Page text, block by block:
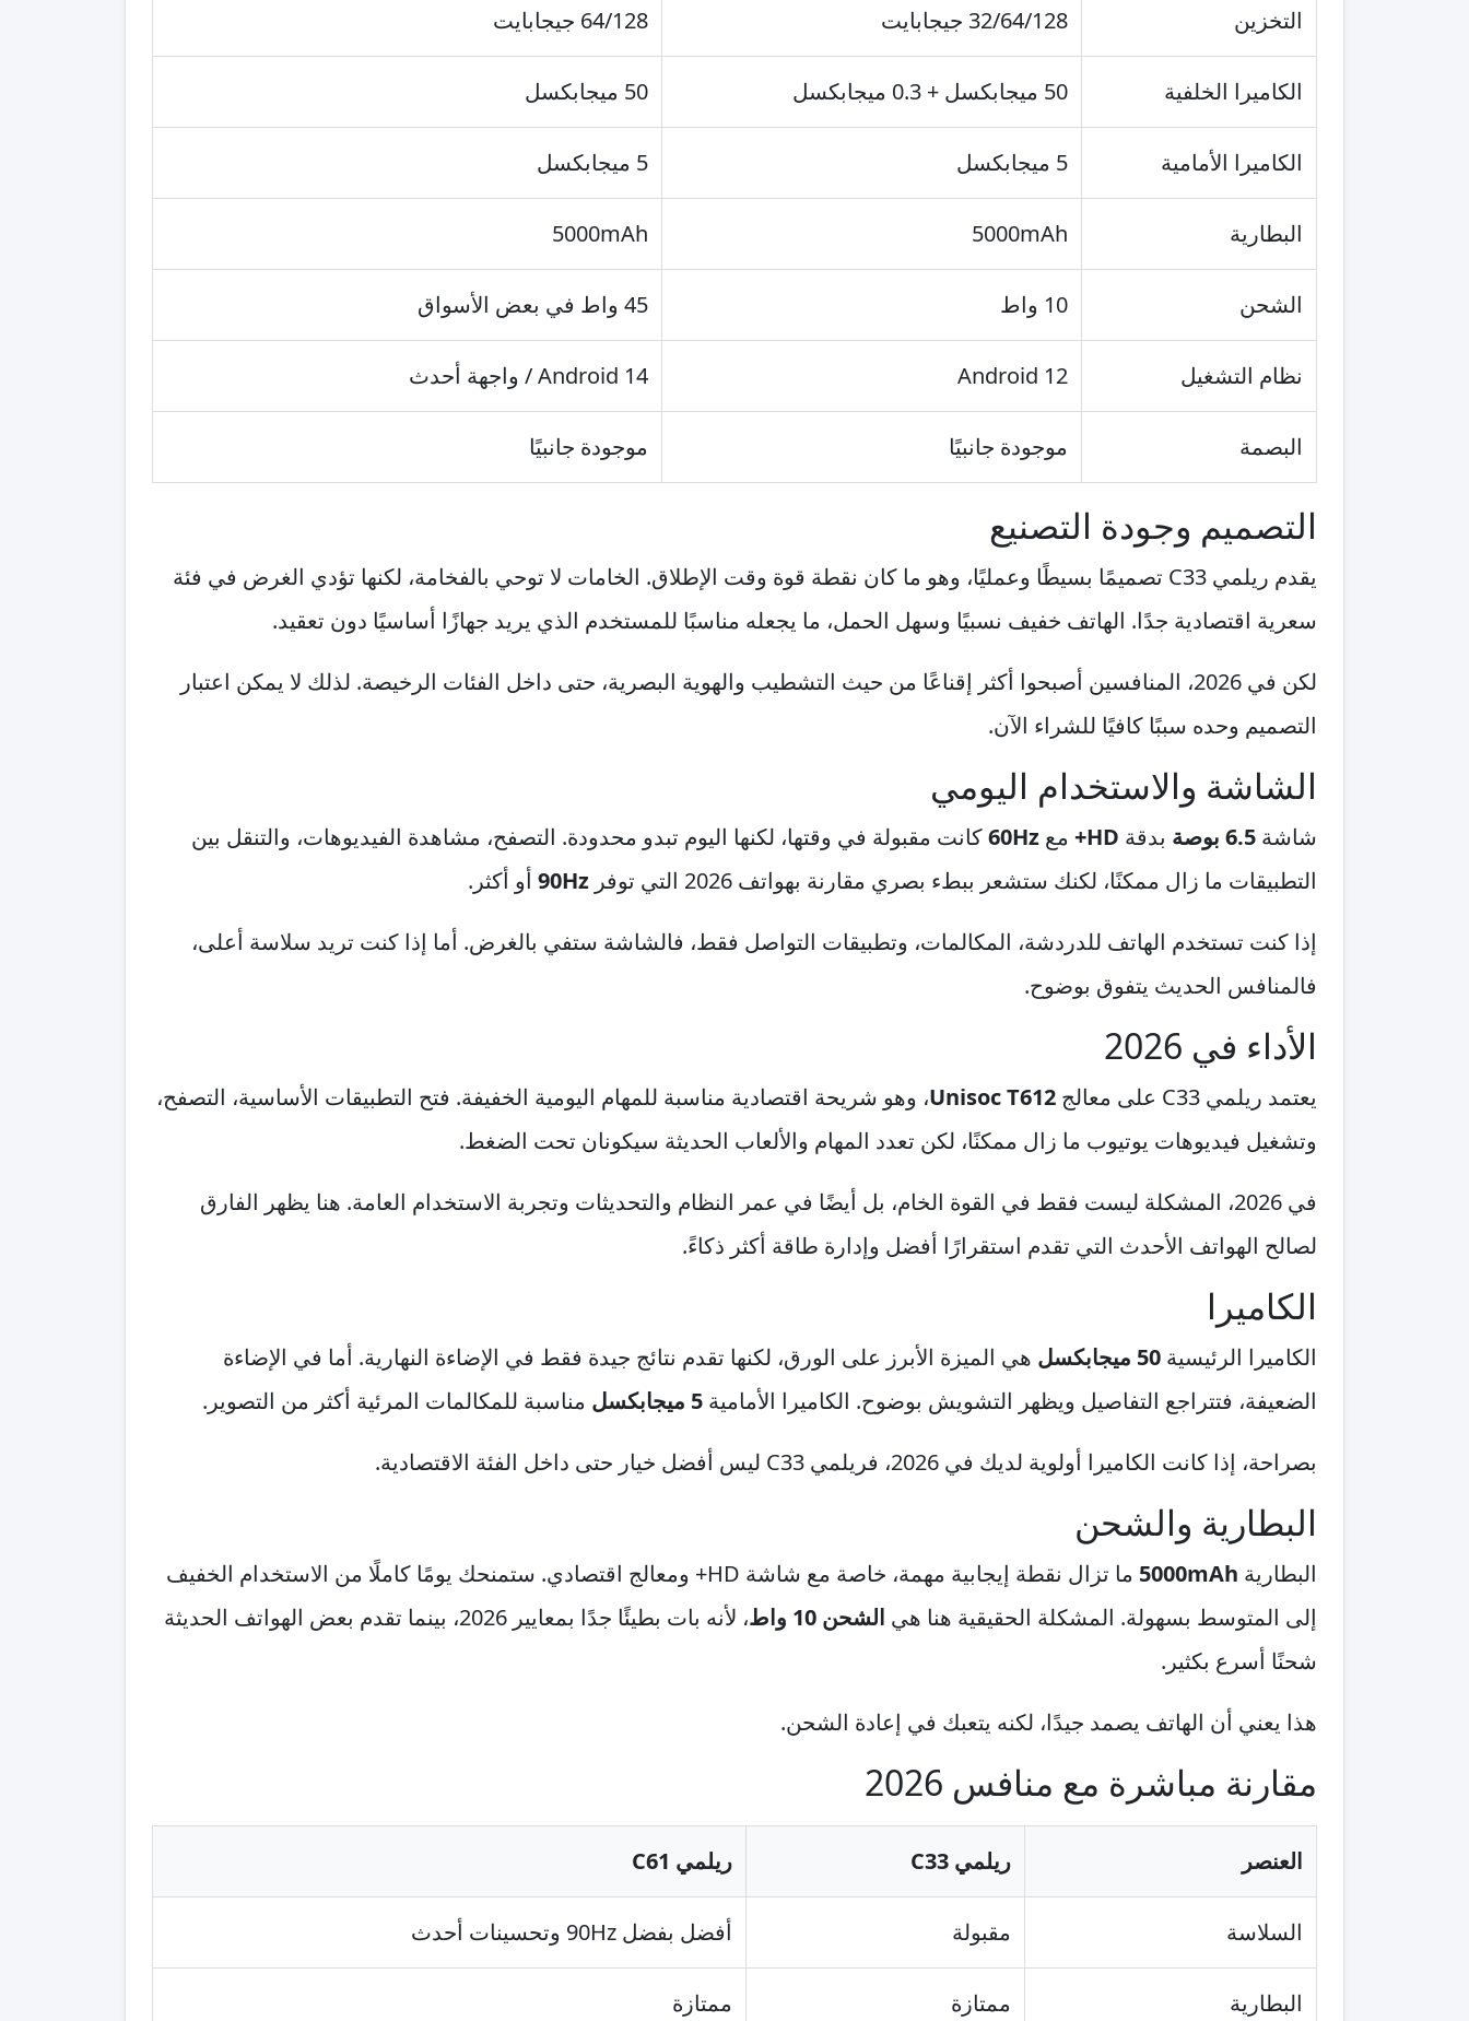
التخزين 32/64/128 جيجابايت 64/128 جيجابايت
الكاميرا الخلفية 50 ميجابكسل + 0.3 ميجابكسل 50 ميجابكسل
الكاميرا الأمامية 5 ميجابكسل 5 ميجابكسل
البطارية 5000mAh
5000mAh
الشحن 10 واط 45 واط في بعض الأسواق
نظام التشغيل Android 12 Android 14 / واجهة أحدث
البصمة موجودة جانبيًا موجودة جانبيًا
التصميم وجودة التصنيع
يقدم ريلمي C33 تصميمًا بسيطًا وعمليًا، وهو ما كان نقطة قوة وقت الإطلاق. الخامات لا توحي بالفخامة، لكنها تؤدي الغرض في فئة
سعرية اقتصادية جدًا. الهاتف خفيف نسبيًا وسهل الحمل، ما يجعله مناسبًا للمستخدم الذي يريد جهازًا أساسيًا دون تعقيد.
لكن في 2026، المنافسين أصبحوا أكثر إقناعًا من حيث التشطيب والهوية البصرية، حتى داخل الفئات الرخيصة. لذلك لا يمكن اعتبار
التصميم وحده سببًا كافيًا للشراء الآن.
الشاشة والاستخدام اليومي
شاشة 6.5 بوصة بدقة HD+ مع 60Hzكانت مقبولة في وقتها، لكنها اليوم تبدو محدودة. التصفح، مشاهدة الفيديوهات، والتنقل بين
التطبيقات ما زال ممكنًا، لكنك ستشعر ببطء بصري مقارنة بهواتف 2026 التي توفر
90Hz أو أكثر.
إذا كنت تستخدم الهاتف للدردشة، المكالمات، وتطبيقات التواصل فقط، فالشاشة ستفي بالغرض. أما إذا كنت تريد سلاسة أعلى،
فالمنافس الحديث يتفوق بوضوح.
الأداء في 2026
يعتمد ريلمي C33 على معالج Unisoc T612، وهو شريحة اقتصادية مناسبة للمهام اليومية الخفيفة. فتح التطبيقات الأساسية، التصفح،
وتشغيل فيديوهات يوتيوب ما زال ممكنًا، لكن تعدد المهام والألعاب الحديثة سيكونان تحت الضغط.
في 2026، المشكلة ليست فقط في القوة الخام، بل أيضًا في عمر النظام والتحديثات وتجربة الاستخدام العامة. هنا يظهر الفارق
لصالح الهواتف الأحدث التي تقدم استقرارًا أفضل وإدارة طاقة أكثر ذكاءً.
الكاميرا
الكاميرا الرئيسية 50 ميجابكسل
هي الميزة الأبرز على الورق، لكنها تقدم نتائج جيدة فقط في الإضاءة النهارية. أما في الإضاءة
الضعيفة، فتتراجع التفاصيل ويظهر التشويش بوضوح. الكاميرا الأمامية 5 ميجابكسل مناسبة للمكالمات المرئية أكثر من التصوير.
بصراحة، إذا كانت الكاميرا أولوية لديك في 2026، فريلمي C33 ليس أفضل خيار حتى داخل الفئة الاقتصادية.
البطارية والشحن
البطارية 5000mAh
ما تزال نقطة إيجابية مهمة، خاصة مع شاشة HD+ ومعالج اقتصادي. ستمنحك يومًا كاملًا من الاستخدام الخفيف
إلى المتوسط بسهولة. المشكلة الحقيقية هنا هي الشحن 10 واط
، لأنه بات بطيئًا جدًا بمعايير 2026، بينما تقدم بعض الهواتف الحديثة
شحنًا أسرع بكثير.
هذا يعني أن الهاتف يصمد جيدًا، لكنه يتعبك في إعادة الشحن.
مقارنة مباشرة مع منافس 2026
العنصر ريلمي C33 ريلمي C61
السلاسة مقبولة أفضل بفضل 90Hz وتحسينات أحدث
البطارية ممتازة ممتازة